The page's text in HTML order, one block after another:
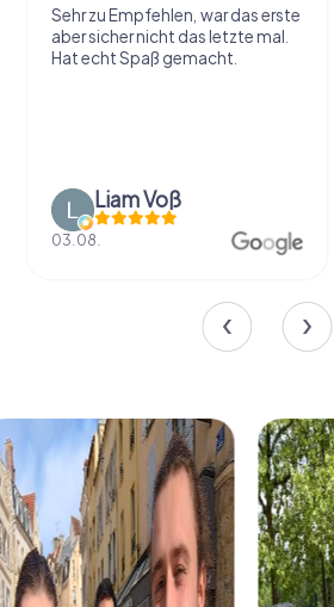
Sehr zu Empfehlen, war das erste
aber sicher nicht das letzte mal.
Hat echt Spaß gemacht.
Liam Voß
03.08.